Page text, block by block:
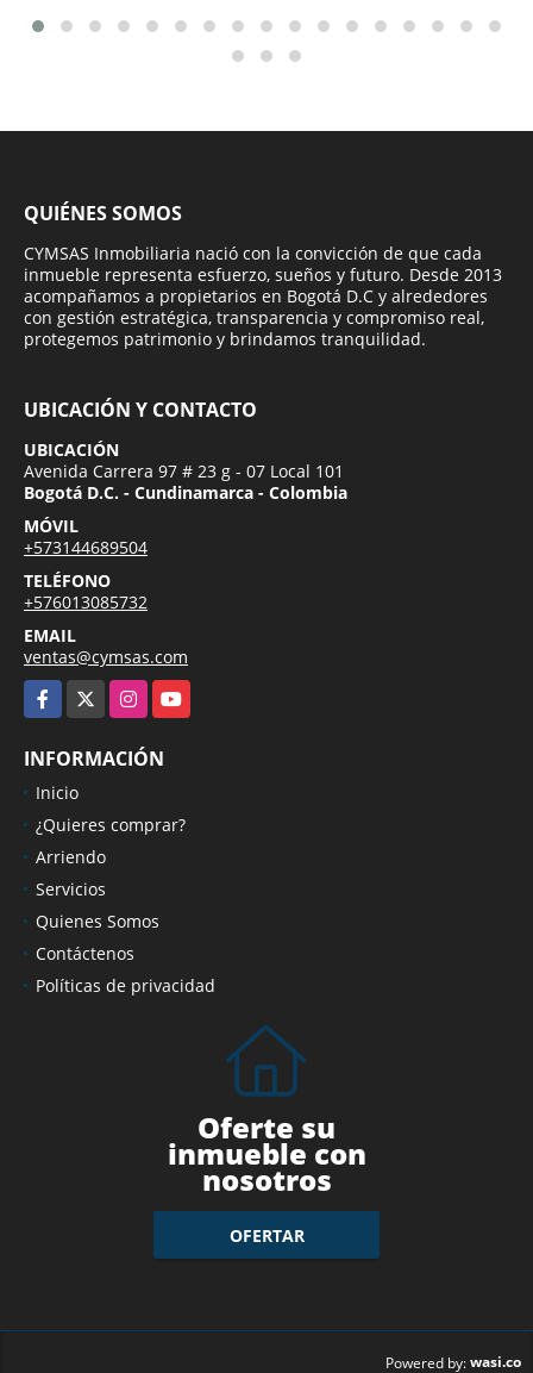
QUIÉNES SOMOS
CYMSAS Inmobiliaria nació con la convicción de que cada
inmueble representa esfuerzo, sueños y futuro. Desde 2013
acompañamos a propietarios en Bogotá D.C y alrededores
con gestión estratégica, transparencia y compromiso real,
protegemos patrimonio y brindamos tranquilidad.
UBICACIÓN Y CONTACTO
UBICACIÓN
Avenida Carrera 97 # 23 g - 07 Local 101
Bogotá D.C. - Cundinamarca - Colombia
MÓVIL
+573144689504
TELÉFONO
+576013085732
EMAIL
ventas@cymsas.com
Facebook
InstagramYouTube
INFORMACIÓN
Inicio
¿Quieres comprar?
Arriendo
Servicios
Quienes Somos
Contáctenos
Políticas de privacidad
Oferte su
inmueble con
nosotros
OFERTAR
Powered by:wasi.co